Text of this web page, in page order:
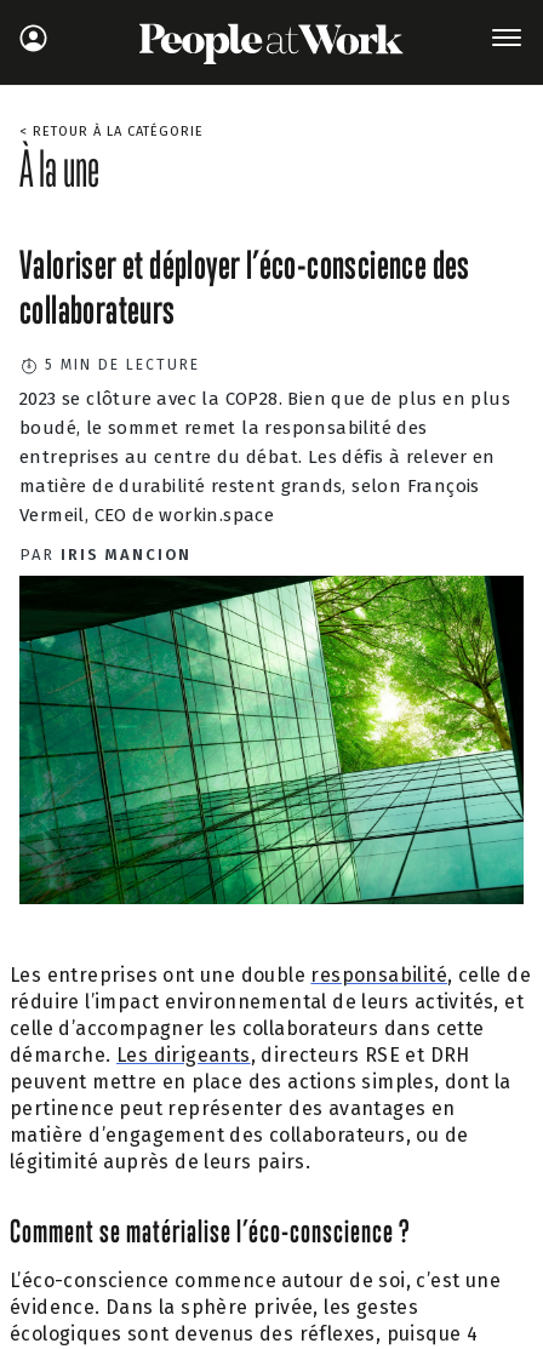
< RETOUR À LA CATÉGORIE
À la une
Valoriser et déployer l’éco-conscience des
collaborateurs
5 MIN DE LECTURE
2023 se clôture avec la COP28. Bien que de plus en plus
boudé, le sommet remet la responsabilité des
entreprises au centre du débat. Les défis à relever en
matière de durabilité restent grands, selon François
Vermeil, CEO de workin.space
PAR IRIS MANCION
Les entreprises ont une double responsabilité, celle de
réduire l’impact environnemental de leurs activités, et
celle d’accompagner les collaborateurs dans cette
démarche. Les dirigeants, directeurs RSE et DRH
peuvent mettre en place des actions simples, dont la
pertinence peut représenter des avantages en
matière d’engagement des collaborateurs, ou de
légitimité auprès de leurs pairs.
Comment se matérialise l’éco-conscience ?
L’éco-conscience commence autour de soi, c’est une
évidence. Dans la sphère privée, les gestes
écologiques sont devenus des réflexes, puisque 4